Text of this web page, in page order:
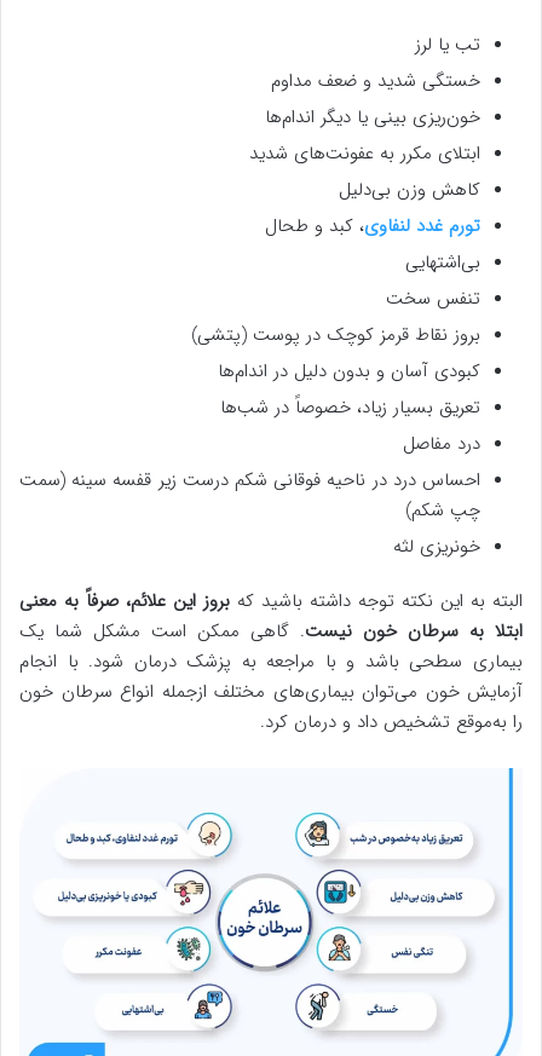
تب یا لرز
خستگی شدید و ضعف مداوم
خون‌ریزی بینی یا دیگر اندام‌ها
ابتلای مکرر به عفونت‌های شدید
کاهش وزن بی‌دلیل
تورم غدد لنفاوی، کبد و طحال
بی‌اشتهایی
تنفس سخت
بروز نقاط قرمز کوچک در پوست (پتشی)
کبودی آسان و بدون دلیل در اندام‌ها
تعریق بسیار زیاد، خصوصاً در شب‌ها
درد مفاصل
احساس درد در ناحیه فوقانی شکم درست زیر قفسه سینه (سمت
چپ شکم)
خونریزی لثه
البته به این نکته توجه داشته باشید که بروز این علائم، صرفاً به معنی
ابتلا به سرطان خون نیست. گاهی ممکن است مشکل شما یک
بیماری سطحی باشد و با مراجعه به پزشک درمان شود. با انجام
آزمایش خون می‌توان بیماری‌های مختلف ازجمله انواع سرطان خون
را به‌موقع تشخیص داد و درمان کرد.